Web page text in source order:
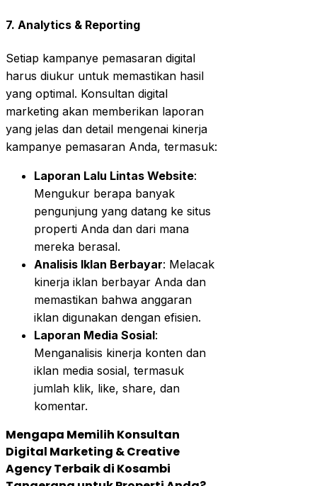
7. Analytics & Reporting
Setiap kampanye pemasaran digital
harus diukur untuk memastikan hasil
yang optimal. Konsultan digital
marketing akan memberikan laporan
yang jelas dan detail mengenai kinerja
kampanye pemasaran Anda, termasuk:
Laporan Lalu Lintas Website:
Mengukur berapa banyak
pengunjung yang datang ke situs
properti Anda dan dari mana
mereka berasal.
Analisis Iklan Berbayar: Melacak
kinerja iklan berbayar Anda dan
memastikan bahwa anggaran
iklan digunakan dengan efisien.
Laporan Media Sosial:
Menganalisis kinerja konten dan
iklan media sosial, termasuk
jumlah klik, like, share, dan
komentar.
Mengapa Memilih Konsultan
Digital Marketing & Creative
Agency Terbaik di Kosambi